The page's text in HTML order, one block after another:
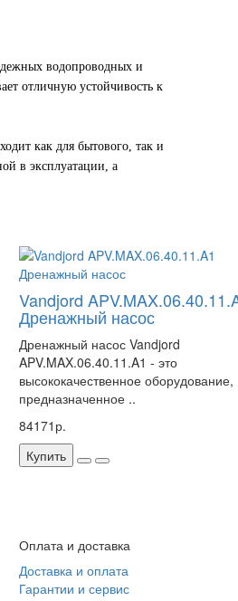
водопроводных и
отличную устойчивость к
как для бытового, так и
в эксплуатации, а
Vandjord
Дренажный насос
Дренажный насос Vandjord
APV.MAX.06.40.11.A1 - это
высококачественное оборудование,
предназначенное ..
84171р.
Купить
Оплата и доставка
Доставка и оплата
Гарантии и сервис